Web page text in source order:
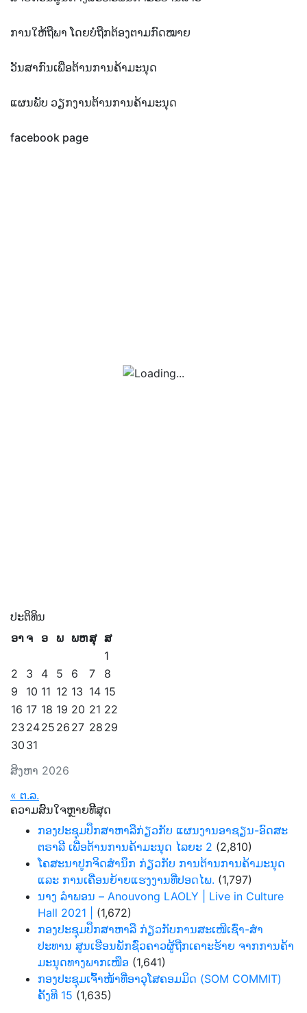
ການໃຫ້ຖືພາ ໂດຍບໍ່ຖືກຕ້ອງຕາມກົດໝາຍ
ວັນສາກົນເພື່ອຕ້ານການຄ້າມະນຸດ
ແຜນພັບ ວຽກງານຕ້ານການຄ້າມະນຸດ
facebook page
ປະຕິທິນ
ສິງຫາ 2026
ອາ ຈ ອ ພ ພຫສຸ ສ
1
2
3 4 5 6 7
8
9
10 11 12 13 14 15
16 17 18 19 20 21 22
23 2425 26 27 28 29
30 31
« ຕ.ລ.
ຄວາມສົນໃຈຫຼາຍທີີສຸດ
ກອງປະຊຸມປຶກສາຫາລືກ່ຽວກັບ ແຜນງານອາຊຽນ-ອົດສະ
ຕຣາລີ ເພື່ອຕ້ານການຄ້າມະນຸດ ໄລຍະ 2 (2,810)
ໂຄສະນາປູກຈິດສຳນຶກ ກ່ຽວກັບ ການຕ້ານການຄ້າມະນຸດ
ແລະ ການເຄື່ອນຍ້າຍແຮງງານທີ່ປອດໄພ. (1,797)
ນາງ ລຳພອນ – Anouvong LAOLY | Live in Culture
Hall 2021 |
(1,672)
ກອງປະຊຸມປຶກສາຫາລື ກ່ຽວກັບການສະເໜີເຊົ່າ-ສໍາ
ປະທານ ສູນເຮືອນພັກຊົ່ວຄາວຜູ້ຖືກເຄາະຮ້າຍ ຈາກການຄ້າ
ມະນຸດທາງພາກເໜືອ (1,641)
ກອງປະຊຸມເຈົ້າໜ້າທີ່ອາວຸໂສຄອມມິດ (SOM COMMIT)
ຄັ້ງທີ 15 (1,635)